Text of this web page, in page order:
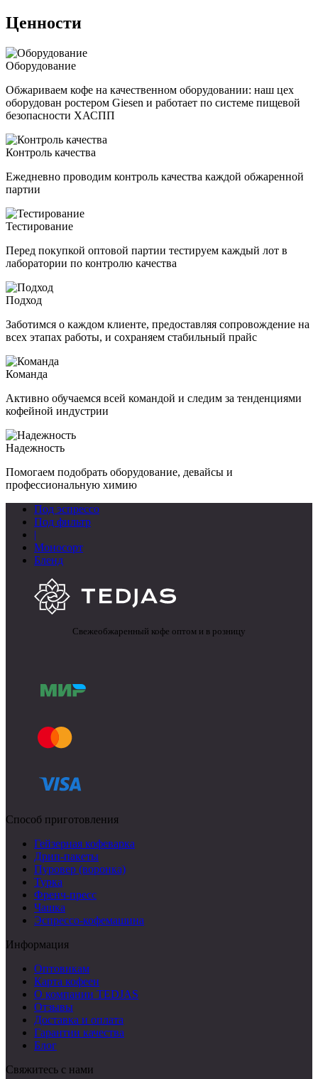
Ценности
Оборудование
Обжариваем кофе на качественном оборудовании: наш цех
оборудован ростером Giesen и работает по системе пищевой
безопасности ХАСПП
Контроль качества
Ежедневно проводим контроль качества каждой обжаренной
партии
Тестирование
Перед покупкой оптовой партии тестируем каждый лот в
лаборатории по контролю качества
Подход
Заботимся о каждом клиенте, предоставляя сопровождение на
всех этапах работы, и сохраняем стабильный прайс
Команда
Активно обучаемся всей командой и следим за тенденциями
кофейной индустрии
Надежность
Помогаем подобрать оборудование, девайсы и
профессиональную химию
Под эспрессо
Под фильтр
|
Моносорт
Бленд
Свежеобжаренный кофе оптом и в розницу
Способ приготовления
Гейзерная кофеварка
Дрип-пакеты
Пуровер (воронка)
Турка
Френч-пресс
Чашка
Эспрессо-кофемашина
Информация
Оптовикам
Карта кофеен
О компании TEDJAS
Отзывы
Доставка и оплата
Гарантии качества
Блог
Свяжитесь с нами